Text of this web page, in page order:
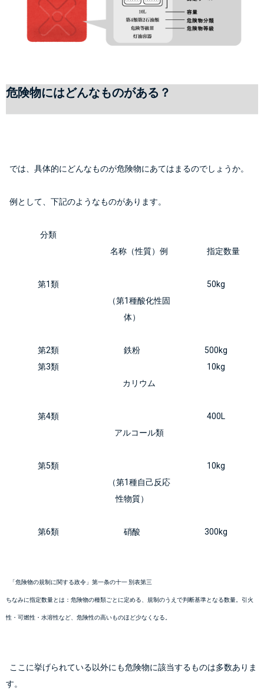
危険物にはどんなものがある？
  では、具体的にどんなものが危険物にあてはまるのでしょうか。
分類
第1類
体）
50kg
第2類 鉄粉
500kg
第3類
10kg
第4類
400L
第5類
性物質）
10kg
第6類 硝酸 300kg
「危険物の規制に関する政令」第一条の十一 別表第三
ちなみに指定数量とは：危険物の種類ごとに定める、規制のうえで判断基準となる数量。引火
性・可燃性・水溶性など、危険性の高いものほど少なくなる。
す。